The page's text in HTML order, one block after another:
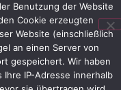
Benutzung der Website
Cookie erzeugten
Website (einschließlich
an einen Server von
gespeichert. Wir haben
IP-Adresse innerhalb